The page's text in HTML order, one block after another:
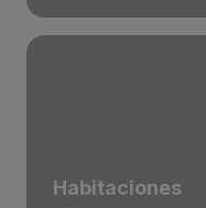
Habitaciones